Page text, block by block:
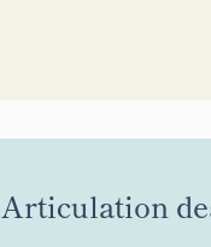
Articulation